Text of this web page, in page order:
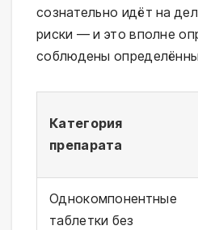
сознательно идёт на
риски — и это вполне
соблюдены
Категория
препарата
Однокомпонентные
таблетки без